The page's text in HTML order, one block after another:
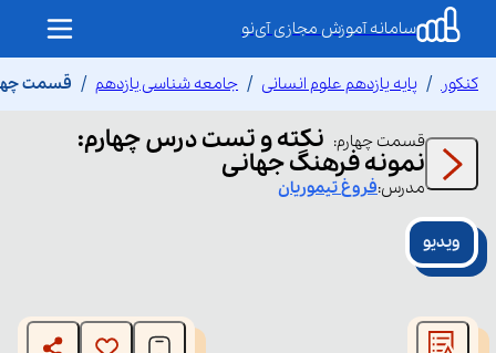
سامانه آموزش مجازی آی‌نو
کنکور پایه یازدهم علوم انسانی جامعه شناسی یازدهم قسمت
قسمت چهارم: نکته و تست درس چهارم:
نمونه فرهنگ جهانی
مدرس:فروغتیموریان
ویدیو
modal
window.
The media could not be loaded, either because the server
or network failed or because the format is not supported.